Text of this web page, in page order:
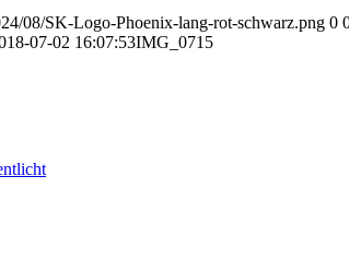
08/SK-Logo-Phoenix-lang-rot-schwarz.png 0
07-02 16:07:53IMG_0715